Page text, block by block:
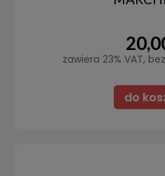
zawiera 23% VAT,
do